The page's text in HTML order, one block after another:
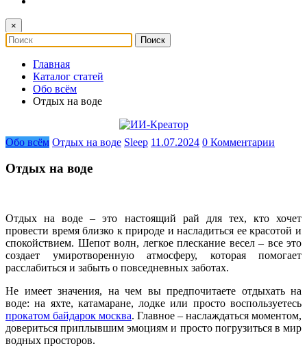
×
Главная
Каталог статей
Обо всём
Отдых на воде
Обо всём Отдых на воде Sleep 11.07.2024 0 Комментарии
Отдых на воде
Отдых на воде – это настоящий рай для тех, кто хочет
провести время близко к природе и насладиться ее красотой и
спокойствием. Шепот волн, легкое плескание весел – все это
создает умиротворенную атмосферу, которая помогает
расслабиться и забыть о повседневных заботах.
Не имеет значения, на чем вы предпочитаете отдыхать на
воде: на яхте, катамаране, лодке или просто воспользуетесь
прокатом байдарок москва. Главное – наслаждаться моментом,
довериться приплывшим эмоциям и просто погрузиться в мир
водных просторов.